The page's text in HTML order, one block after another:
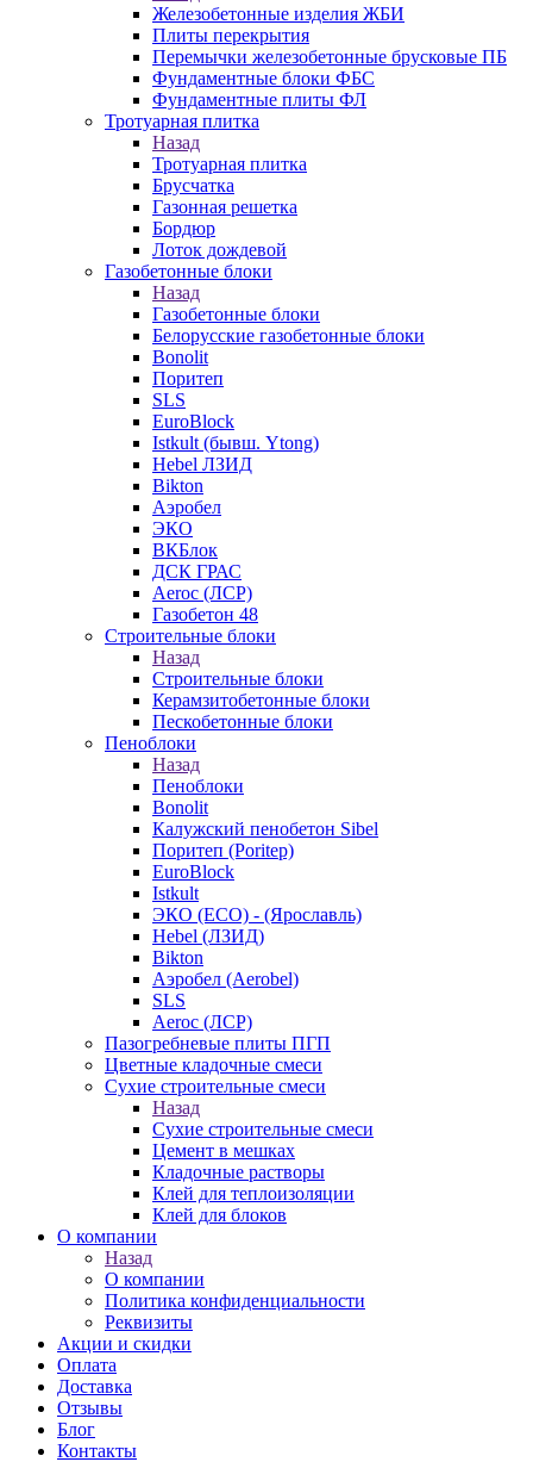
Железобетонные изделия ЖБИ
Плиты перекрытия
Перемычки железобетонные брусковые ПБ
Фундаментные блоки ФБС
Фундаментные плиты ФЛ
Тротуарная плитка
Назад
Тротуарная плитка
Брусчатка
Газонная решетка
Бордюр
Лоток дождевой
Газобетонные блоки
Назад
Газобетонные блоки
Белорусские газобетонные блоки
Bonolit
Поритеп
SLS
EuroBlock
Istkult (бывш. Ytong)
Hebel ЛЗИД
Bikton
Аэробел
ЭКО
ВКБлок
ДСК ГРАС
Aeroc (ЛСР)
Газобетон 48
Строительные блоки
Назад
Строительные блоки
Керамзитобетонные блоки
Пескобетонные блоки
Пеноблоки
Назад
Пеноблоки
Bonolit
Калужский пенобетон Sibel
Поритеп (Poritep)
EuroBlock
Istkult
ЭКО (ECO) - (Ярославль)
Hebel (ЛЗИД)
Bikton
Аэробел (Aerobel)
SLS
Aeroc (ЛСР)
Пазогребневые плиты ПГП
Цветные кладочные смеси
Сухие строительные смеси
Назад
Сухие строительные смеси
Цемент в мешках
Кладочные растворы
Клей для теплоизоляции
Клей для блоков
О компании
Назад
О компании
Политика конфиденциальности
Реквизиты
Акции и скидки
Оплата
Доставка
Отзывы
Блог
Контакты